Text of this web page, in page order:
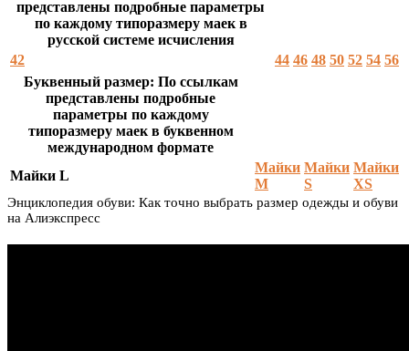
представлены подробные параметры
по каждому типоразмеру маек в
русской системе исчисления
42
44 46 48 50 52 54 56
Буквенный размер: По ссылкам
представлены подробные
параметры по каждому
типоразмеру маек в буквенном
международном формате
Майки L
Майки
M
Майки
S
Майки
XS
Энциклопедия обуви: Как точно выбрать размер одежды и обуви
на Алиэкспресс